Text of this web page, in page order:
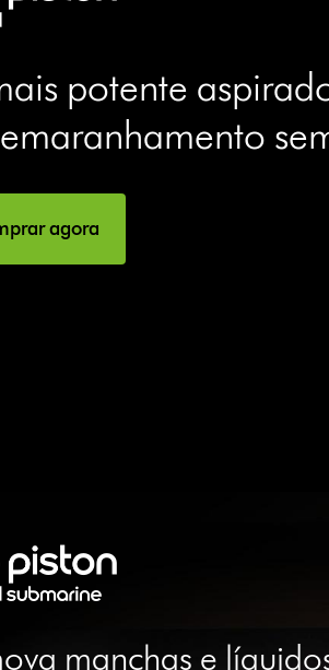
potente
agora
manchas e